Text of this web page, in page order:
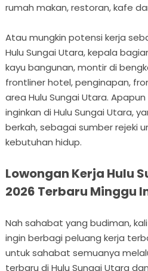
rumah makan, restoran, kafe
Atau mungkin potensi kerja
Hulu Sungai Utara, kepala
kayu bangunan, montir di
frontliner hotel, penginapan,
area Hulu Sungai Utara.
inginkan di Hulu Sungai Utara,
berkah, sebagai sumber rejeki
kebutuhan hidup.
Lowongan Kerja Hulu
2026 Terbaru Minggu
Nah sahabat yang budiman,
ingin berbagi peluang kerja
untuk sahabat semuanya
terbaru di Hulu Sungai Utara